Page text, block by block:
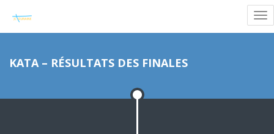
KATA – RÉSULTATS DES FINALES